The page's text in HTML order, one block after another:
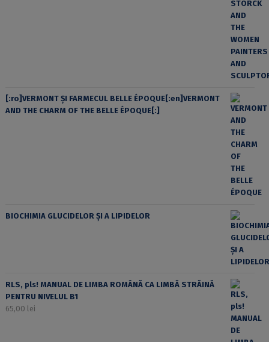
[:ro]VERMONT ȘI FARMECUL BELLE ÉPOQUE[:en]VERMONT
AND THE CHARM OF THE BELLE ÉPOQUE[:]
BIOCHIMIA GLUCIDELOR ȘI A LIPIDELOR
RLS, pls! MANUAL DE LIMBA ROMÂNĂ CA LIMBĂ STRĂINĂ
PENTRU NIVELUL B1
65,00 lei